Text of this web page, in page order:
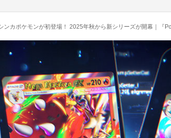
カポケモンが初登場！ 2025年秋から新シリーズが開幕｜『Pokémon Trading